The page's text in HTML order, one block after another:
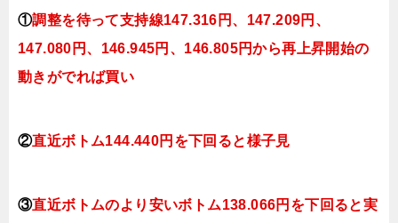
①調整を待って支持線147.316円、147.209円、
147.080円、146.945円、146.805円から再上昇開始の
動きがでれば買い
②直近ボトム144.440円を下回ると様子見
③直近ボトムのより安いボトム138.066円を下回ると実